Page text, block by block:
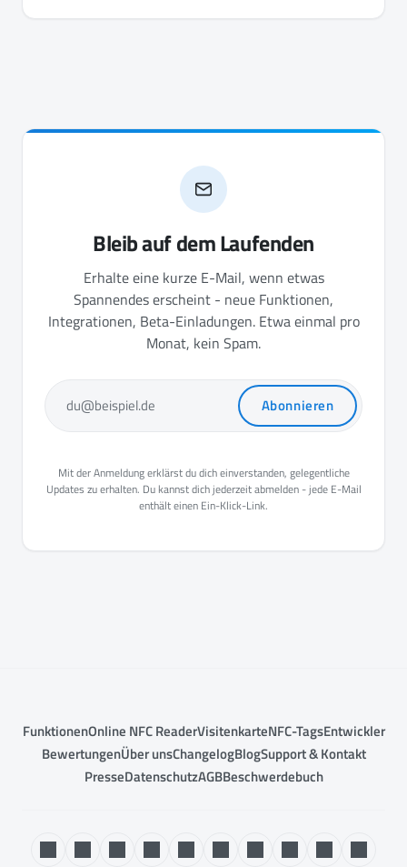
Bleib auf dem Laufenden
Erhalte eine kurze E-Mail, wenn etwas
Spannendes erscheint - neue Funktionen,
Integrationen, Beta-Einladungen. Etwa einmal pro
Monat, kein Spam.
du@beispiel.de Abonnieren
Mit der Anmeldung erklärst du dich einverstanden, gelegentliche
Updates zu erhalten. Du kannst dich jederzeit abmelden - jede E-Mail
enthält einen Ein-Klick-Link.
FunktionenOnline NFC ReaderVisitenkarteNFC-TagsEntwickler
BewertungenÜber unsChangelogBlogSupport & Kontakt
PresseDatenschutzAGBBeschwerdebuch